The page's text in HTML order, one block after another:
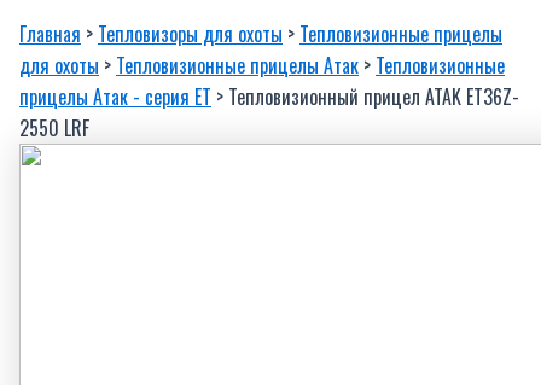
Главная > Тепловизоры для охоты > Тепловизионные прицелы
для охоты > Тепловизионные прицелы Атак > Тепловизионные
прицелы Атак - серия EТ > Тепловизионный прицел ATAK ET36Z-
2550 LRF